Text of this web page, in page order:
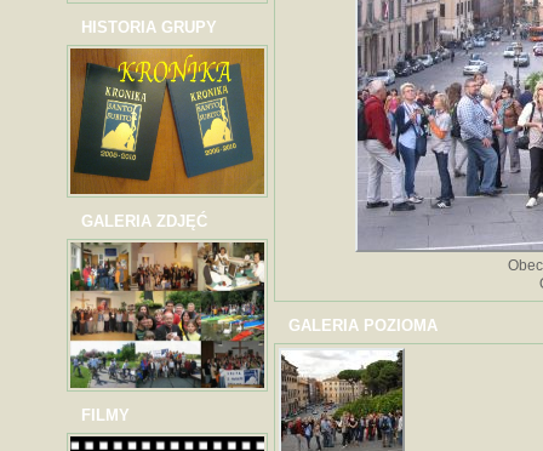
HISTORIA GRUPY
GALERIA ZDJĘĆ
FILMY
GALERIA POZIOMA